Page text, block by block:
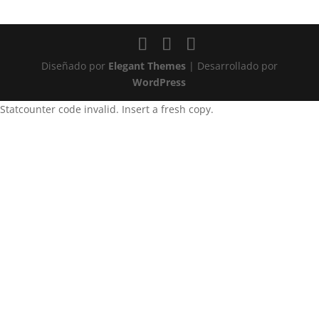
Diseñado por Elegant Themes| Desarrollado por
WordPress
Statcounter code invalid. Insert a fresh copy.